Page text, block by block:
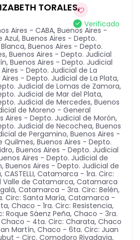
TORALES,
Aires - CABA, Buenos Aires -
Azul, Buenos Aires - Depto.
, Buenos Aires - Depto.
, Buenos Aires - Depto. Judicial
, Buenos Aires - Depto. Judicial
- Depto. Judicial de La
Aires - Depto. Judicial de La Plata,
Judicial de Lomas de Zamora,
Judicial de Mar del Plata,
Judicial de Mercedes, Buenos
de Moreno - General
Aires - Depto. Judicial de Morón,
Judicial de Necochea, Buenos
de Pergamino, Buenos Aires -
Quilmes, Buenos Aires - Depto.
, Buenos Aires - Depto. Judicial
Aires - Depto. Judicial de
, Buenos Aires - Depto. Judicial de
, CASTELLI, Catamarca - 1ra. Circ:
Valle de Catamarca, Catamarca
, Catamarca - 3ra. Circ: Belén,
Santa María, Catamarca -
, Chaco - 1ra. Circ: Resistencia,
Roque Sáenz Peña, Chaco - 3ra.
Chaco - 4ta. Circ: Charata, Chaco
Martín, Chaco - 6ta. Circ: Juan
- Circ. Comodoro Rivadavia,
Verificado